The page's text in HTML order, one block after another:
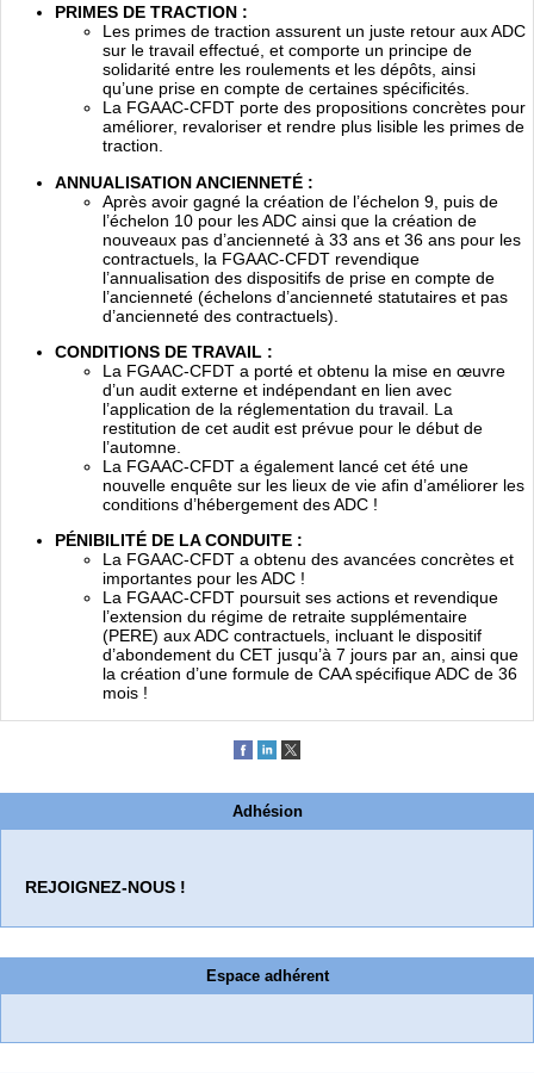
PRIMES DE TRACTION :
Les primes de traction assurent un juste retour aux ADC
sur le travail effectué, et comporte un principe de
solidarité entre les roulements et les dépôts, ainsi
qu’une prise en compte de certaines spécificités.
La FGAAC-CFDT porte des propositions concrètes pour
améliorer, revaloriser et rendre plus lisible les primes de
traction.
ANNUALISATION ANCIENNETÉ :
Après avoir gagné la création de l’échelon 9, puis de
l’échelon 10 pour les ADC ainsi que la création de
nouveaux pas d’ancienneté à 33 ans et 36 ans pour les
contractuels, la FGAAC-CFDT revendique
l’annualisation des dispositifs de prise en compte de
l’ancienneté (échelons d’ancienneté statutaires et pas
d’ancienneté des contractuels).
CONDITIONS DE TRAVAIL :
La FGAAC-CFDT a porté et obtenu la mise en œuvre
d’un audit externe et indépendant en lien avec
l’application de la réglementation du travail. La
restitution de cet audit est prévue pour le début de
l’automne.
La FGAAC-CFDT a également lancé cet été une
nouvelle enquête sur les lieux de vie afin d’améliorer les
conditions d’hébergement des ADC !
PÉNIBILITÉ DE LA CONDUITE :
La FGAAC-CFDT a obtenu des avancées concrètes et
importantes pour les ADC !
La FGAAC-CFDT poursuit ses actions et revendique
l’extension du régime de retraite supplémentaire
(PERE) aux ADC contractuels, incluant le dispositif
d’abondement du CET jusqu’à 7 jours par an, ainsi que
la création d’une formule de CAA spécifique ADC de 36
mois !
Adhésion
REJOIGNEZ-NOUS !
Espace adhérent